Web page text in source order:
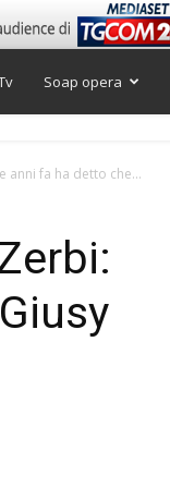
Soap opera
anni fa ha detto che...